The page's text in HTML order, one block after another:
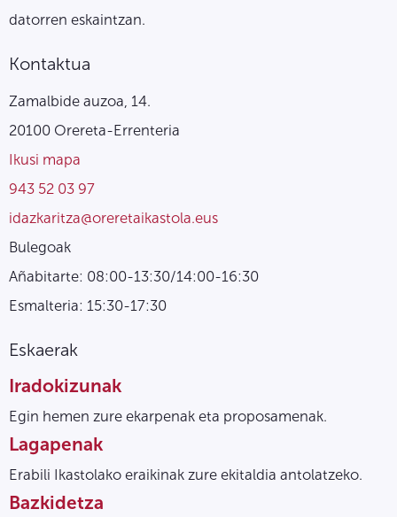
datorren eskaintzan.
Kontaktua
Zamalbide auzoa, 14.
20100 Orereta-Errenteria
Ikusi mapa
943 52 03 97
idazkaritza@oreretaikastola.eus
Bulegoak
Añabitarte: 08:00-13:30/14:00-16:30
Esmalteria: 15:30-17:30
Eskaerak
Iradokizunak
Egin hemen zure ekarpenak eta proposamenak.
Lagapenak
Erabili Ikastolako eraikinak zure ekitaldia antolatzeko.
Bazkidetza